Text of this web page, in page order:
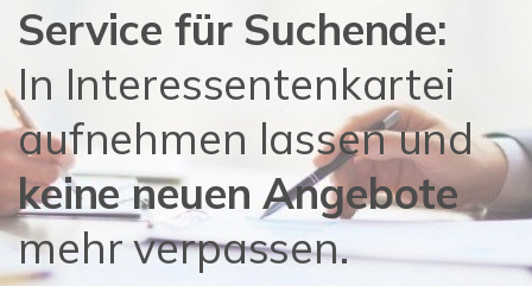
Service für Suchende:
In Interessentenkartei
aufnehmen lassen und
keine neuen Angebote
mehr verpassen.